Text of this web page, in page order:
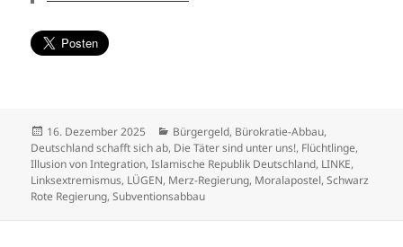
Veröffentlicht
am
16. Dezember 2025 Kategorien
Bürgergeld, Bürokratie-Abbau,
Deutschland schafft sich ab, Die Täter sind unter uns!, Flüchtlinge,
Illusion von Integration,Islamische Republik Deutschland, LINKE,
Linksextremismus, LÜGEN, Merz-Regierung, Moralapostel,Schwarz
Rote Regierung,Subventionsabbau